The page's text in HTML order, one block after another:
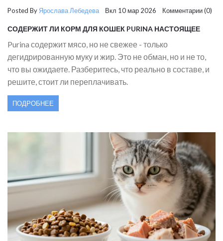
Posted By Ярослава ЛебедеваВкл 10 мар 2026 Комментарии (0)
СОДЕРЖИТ ЛИ КОРМ ДЛЯ КОШЕК PURINA НАСТОЯЩЕЕ
Purina содержит мясо, но не свежее - только
дегидрированную муку и жир. Это не обман, но и не то,
что вы ожидаете. Разберитесь, что реально в составе, и
решите, стоит ли переплачивать.
ПОДРОБНЕЕ